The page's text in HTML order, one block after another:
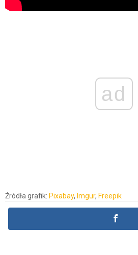
ad
Źródła grafik: Pixabay, Imgur, Freepik